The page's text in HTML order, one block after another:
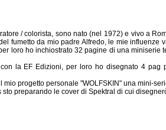
/ colorista, sono nato (nel 1972) e vivo a
fumetto da mio padre Alfredo, le mie influenze
loro ho inchiostrato 32 pagine di una
la EF Edizioni, per loro ho disegnato 4
mio progetto personale "WOLFSKIN" una mini-
sto preparando le cover di Spektral di cui